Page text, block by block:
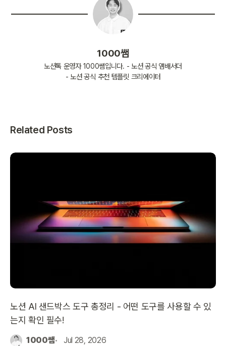
1000쌤
노션톡 운영자 1000쌤입니다. - 노션 공식 앰배서더
- 노션 공식 추천 템플릿 크리에이터
Related Posts
노션 AI 샌드박스 도구 총정리 - 어떤 도구를 사용할 수 있
는지 확인 필수!
1000쌤 Jul 28, 2026